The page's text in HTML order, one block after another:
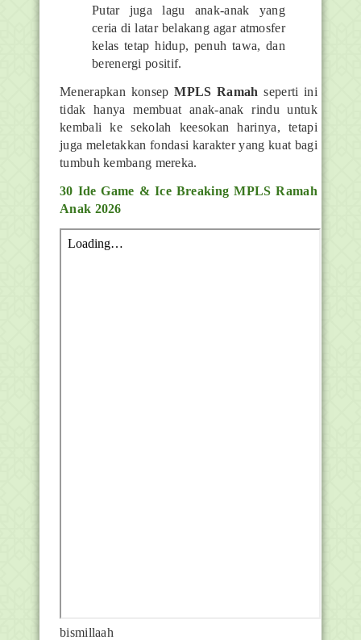
Putar juga lagu anak-anak yang
ceria di latar belakang agar atmosfer
kelas tetap hidup, penuh tawa, dan
berenergi positif.
Menerapkan konsepMPLS Ramah seperti ini
tidak hanya membuat anak-anak rindu untuk
kembali ke sekolah keesokan harinya, tetapi
juga meletakkan fondasi karakter yang kuat bagi
tumbuh kembang mereka.
30 Ide Game & Ice Breaking MPLS Ramah
Anak 2026
bismillaah